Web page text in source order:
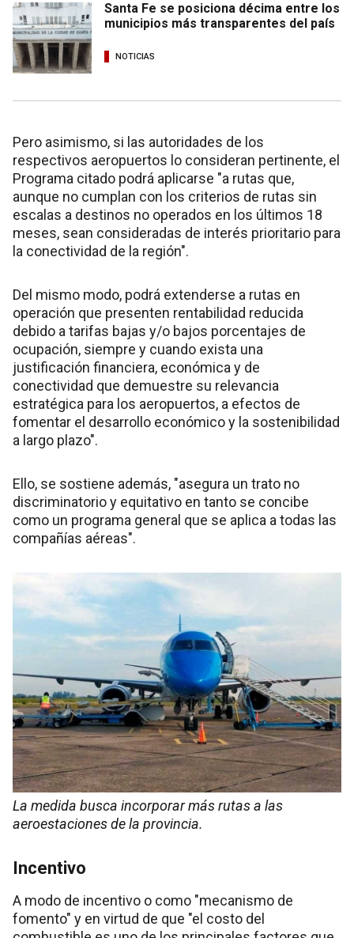
Santa Fe se posiciona décima entre los
municipios más transparentes del país
NOTICIAS
Pero asimismo, si las autoridades de los
respectivos aeropuertos lo consideran pertinente, el
Programa citado podrá aplicarse "a rutas que,
aunque no cumplan con los criterios de rutas sin
escalas a destinos no operados en los últimos 18
meses, sean consideradas de interés prioritario para
la conectividad de la región".
Del mismo modo, podrá extenderse a rutas en
operación que presenten rentabilidad reducida
debido a tarifas bajas y/o bajos porcentajes de
ocupación, siempre y cuando exista una
justificación financiera, económica y de
conectividad que demuestre su relevancia
estratégica para los aeropuertos, a efectos de
fomentar el desarrollo económico y la sostenibilidad
a largo plazo".
Ello, se sostiene además, "asegura un trato no
discriminatorio y equitativo en tanto se concibe
como un programa general que se aplica a todas las
compañías aéreas".
La medida busca incorporar más rutas a las
aeroestaciones de la provincia.
Incentivo
A modo de incentivo o como "mecanismo de
fomento" y en virtud de que "el costo del